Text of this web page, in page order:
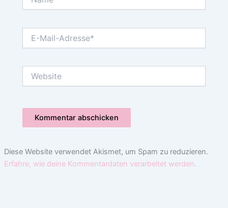
Mail-
Diese Website verwendet Akismet, um Spam zu reduzieren.
Erfahre, wie deine Kommentardaten verarbeitet werden.